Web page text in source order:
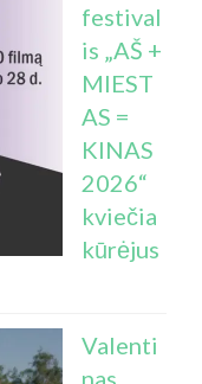
festival
is „AŠ +
MIEST
AS =
KINAS
2026“
kviečia
kūrėjus
Valenti
nas